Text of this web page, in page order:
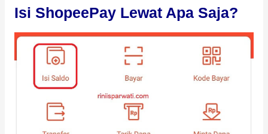
Isi ShopeePay Lewat Apa Saja?